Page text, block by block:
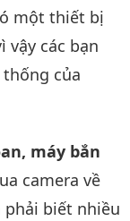
một thiết bị
vậy các bạn
của
máy bắn
camera về
phải biết nhiều